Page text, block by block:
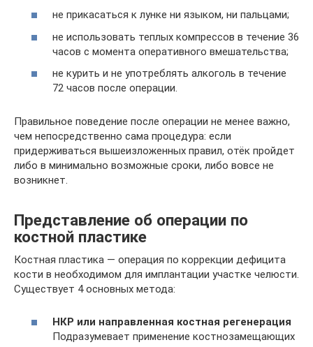
не прикасаться к лунке ни языком, ни пальцами;
не использовать теплых компрессов в течение 36
часов с момента оперативного вмешательства;
не курить и не употреблять алкоголь в течение
72 часов после операции.
Правильное поведение после операции не менее важно,
чем непосредственно сама процедура: если
придерживаться вышеизложенных правил, отёк пройдет
либо в минимально возможные сроки, либо вовсе не
возникнет.
Представление об операции по
костной пластике
Костная пластика — операция по коррекции дефицита
кости в необходимом для имплантации участке челюсти.
Существует 4 основных метода:
НКР или направленная костная регенерация
Подразумевает применение костнозамещающих